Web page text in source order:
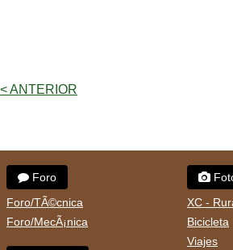
< ANTERIOR
Foro
Foro/TÃ©cnica
Foro/MecÃ¡nica
XC -
Bicicleta
Viajes